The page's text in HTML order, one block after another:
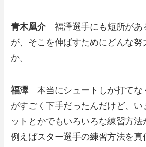
青木凰介福澤選手にも短所があ
が、そこを伸ばすためにどんな努
か。
福澤 本当にシュートしか打てな
がすごく下手だったんだけど、い
ットとかでもいろいろな練習方法
例えばスター選手の練習方法を真